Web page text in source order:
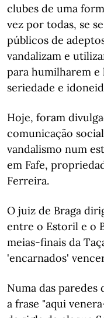
clubes de uma
vez por todas, se
públicos de
vandalizam e
para humilharem e
seriedade e
Hoje, foram
comunicação
vandalismo num
em Fafe,
Ferreira.
O juiz de Braga
entre o Estoril e o
meias-finais da
'encarnados'
Numa das
a frase "aqui